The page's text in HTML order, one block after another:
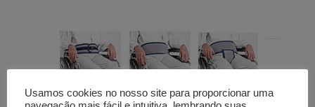
Usamos cookies no nosso site para proporcionar uma